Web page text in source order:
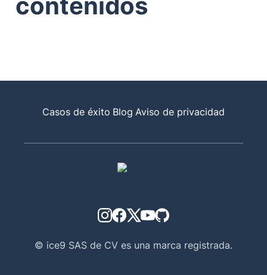
Casos de éxito Blog Aviso de privacidad
© ice9 SAS de CV es una marca registrada.